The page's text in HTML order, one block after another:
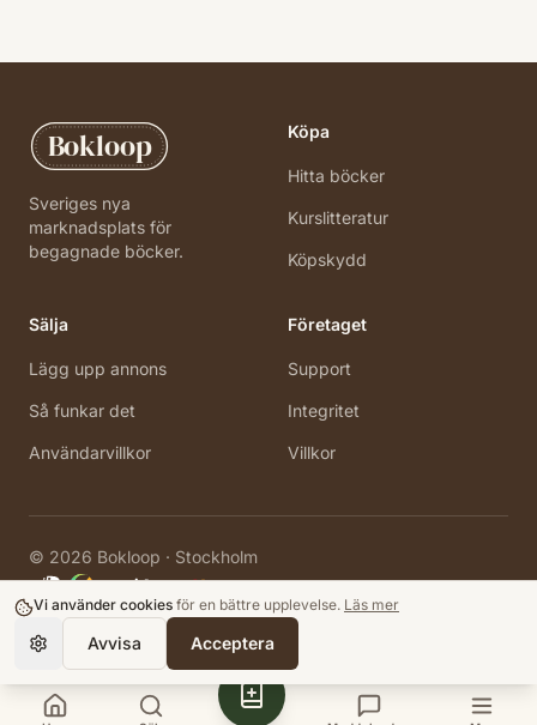
Bokloop
Sveriges nya
marknadsplats för
begagnade böcker.
Köpa
Hitta böcker
Kurslitteratur
Köpskydd
Sälja
Lägg upp annons
Så funkar det
Användarvillkor
Företaget
Support
Integritet
Villkor
© 2026 Bokloop · Stockholm
Vi använder cookies för en bättre upplevelse. Läs mer
Avvisa Acceptera